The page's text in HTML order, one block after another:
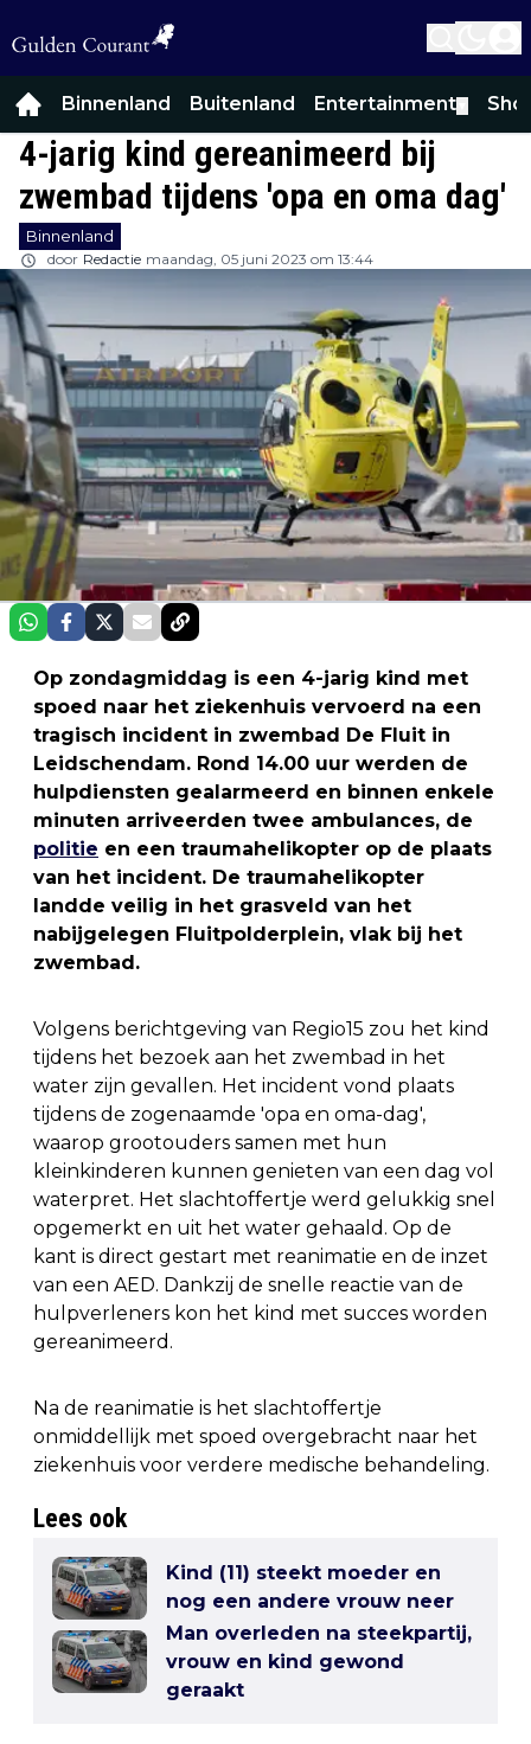
Binnenland Buitenland Entertainment
4-jarig kind gereanimeerd bij
zwembad tijdens 'opa en oma dag'
Binnenland
door Redactie maandag, 05 juni 2023 om 13:44
Op zondagmiddag is een 4-jarig kind met
spoed naar het ziekenhuis vervoerd na een
tragisch incident in zwembad De Fluit in
Leidschendam. Rond 14.00 uur werden de
hulpdiensten gealarmeerd en binnen enkele
minuten arriveerden twee ambulances, de
politie en een traumahelikopter op de plaats
van het incident. De traumahelikopter
landde veilig in het grasveld van het
nabijgelegen Fluitpolderplein, vlak bij het
zwembad.
Volgens berichtgeving van Regio15 zou het kind
tijdens het bezoek aan het zwembad in het
water zijn gevallen. Het incident vond plaats
tijdens de zogenaamde 'opa en oma-dag',
waarop grootouders samen met hun
kleinkinderen kunnen genieten van een dag vol
waterpret. Het slachtoffertje werd gelukkig snel
opgemerkt en uit het water gehaald. Op de
kant is direct gestart met reanimatie en de inzet
van een AED. Dankzij de snelle reactie van de
hulpverleners kon het kind met succes worden
gereanimeerd.
Na de reanimatie is het slachtoffertje
onmiddellijk met spoed overgebracht naar het
ziekenhuis voor verdere medische behandeling.
Lees ook
Kind (11) steekt moeder en
nog een andere vrouw neer
Man overleden na steekpartij,
vrouw en kind gewond
geraakt